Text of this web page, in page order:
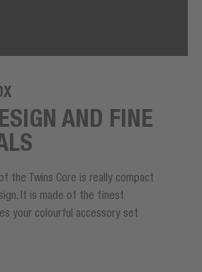
AND FINE
the Twins Core is really compact
It is made of the finest
your colourful accessory set